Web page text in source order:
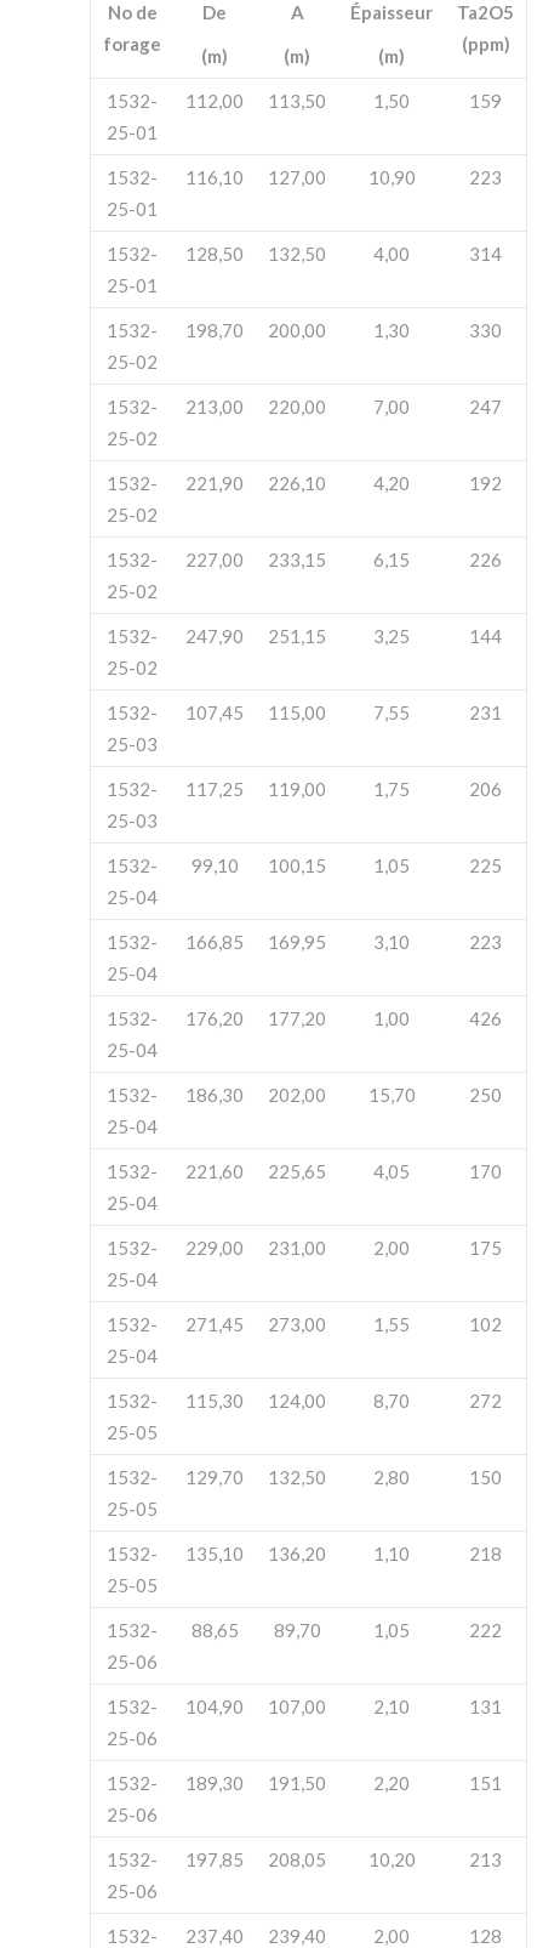
No de
forage
De
(m)
A
(m)
Épaisseur
(m)
Ta2O5
(ppm)
1532-
25-01
112,00 113,50 1,50 159
1532-
25-01
116,10 127,00 10,90 223
1532-
25-01
128,50 132,50 4,00 314
1532-
25-02
198,70 200,00 1,30 330
1532-
25-02
213,00 220,00 7,00 247
1532-
25-02
221,90 226,10 4,20 192
1532-
25-02
227,00 233,15 6,15 226
1532-
25-02
247,90 251,15 3,25 144
1532-
25-03
107,45 115,00 7,55 231
1532-
25-03
117,25 119,00 1,75 206
1532-
25-04
99,10 100,15 1,05 225
1532-
25-04
166,85 169,95 3,10 223
1532-
25-04
176,20 177,20 1,00 426
1532-
25-04
186,30 202,00 15,70 250
1532-
25-04
221,60 225,65 4,05 170
1532-
25-04
229,00 231,00 2,00 175
1532-
25-04
271,45 273,00 1,55 102
1532-
25-05
115,30 124,00 8,70 272
1532-
25-05
129,70 132,50 2,80 150
1532-
25-05
135,10 136,20 1,10 218
1532-
25-06
88,65 89,70 1,05 222
1532-
25-06
104,90 107,00 2,10 131
1532-
25-06
189,30 191,50 2,20 151
1532-
25-06
197,85 208,05 10,20 213
1532-
237,40 239,40 2,00 128